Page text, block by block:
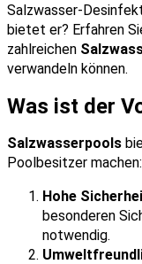
Salzwasser-
bietet er? Erfahren
zahlreichen
verwandeln können.
Was ist der
Salzwasserpools
Poolbesitzer machen:
Hohe
besonderen
notwendig.